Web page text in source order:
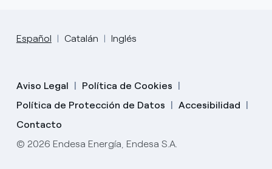
Español Catalán Inglés
Aviso Legal
Política de Cookies
Política de Protección de Datos
Accesibilidad
Contacto
© 2026 Endesa Energía, Endesa S.A.